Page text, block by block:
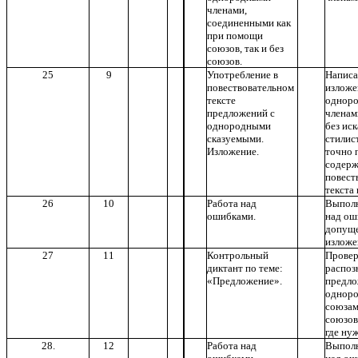
членами,
соединенными как
при помощи
союзов, так и без
союзов.
25 9
Употребление в
повествовательном
тексте
предложений с
однородными
сказуемыми.
Изложение.
без
точно
текста
26
10
Работа над
ошибками.
над
27
11
Контрольный
диктант по теме:
«Предложение».
где
28.
12
Работа над